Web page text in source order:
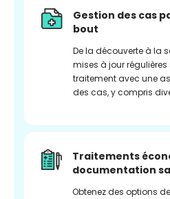
Gestion des cas
bout
De la découverte à la
mises à jour
traitement avec une
des cas, y compris
Traitements
documentation
Obtenez des options